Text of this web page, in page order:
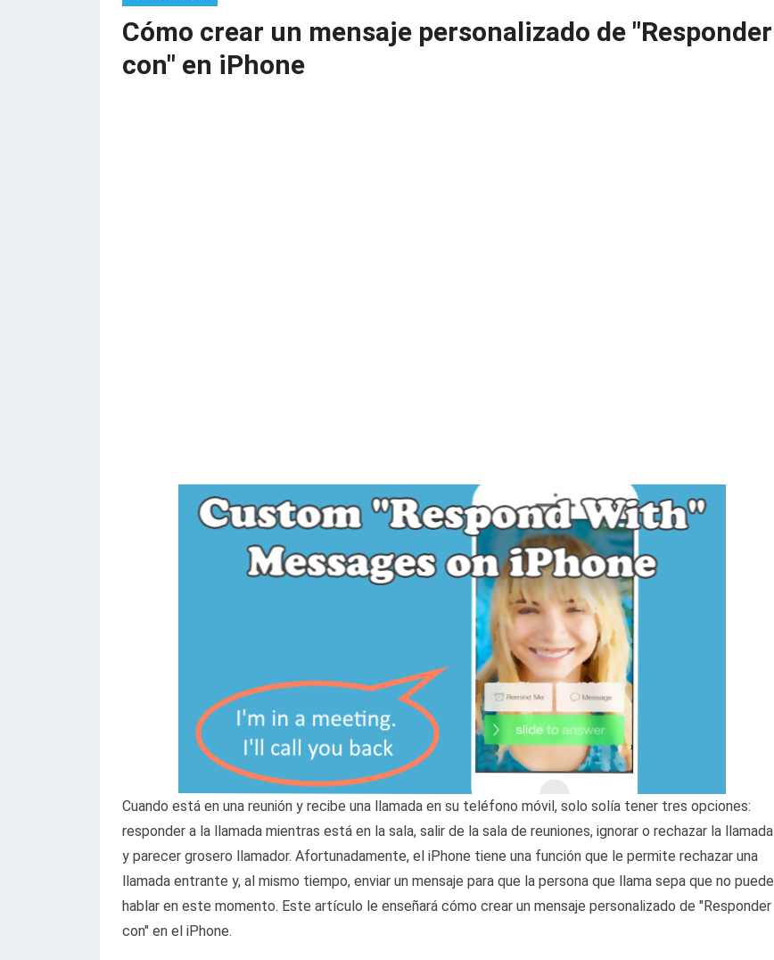
Cómo crear un mensaje personalizado de "Responder
con" en iPhone
Cuando está en una reunión y recibe una llamada en su teléfono móvil, solo solía tener tres opciones:
responder a la llamada mientras está en la sala, salir de la sala de reuniones, ignorar o rechazar la llamada
y parecer grosero llamador. Afortunadamente, el iPhone tiene una función que le permite rechazar una
llamada entrante y, al mismo tiempo, enviar un mensaje para que la persona que llama sepa que no puede
hablar en este momento. Este artículo le enseñará cómo crear un mensaje personalizado de "Responder
con" en el iPhone.